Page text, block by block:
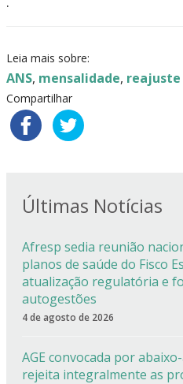
Leia mais sobre:
ANS, mensalidade, reajuste
Compartilhar
Últimas Notícias
Afresp sedia reunião
planos de saúde do Fisco
atualização regulatória e
autogestões
4 de agosto de 2026
AGE convocada por
rejeita integralmente as